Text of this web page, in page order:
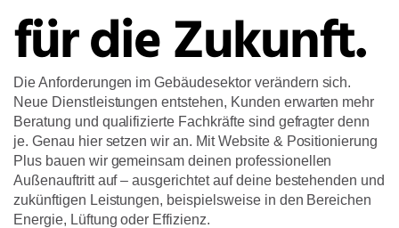
für die Zukunft.
Die Anforderungen im Gebäudesektor verändern sich.
Neue Dienstleistungen entstehen, Kunden erwarten mehr
Beratung und qualifizierte Fachkräfte sind gefragter denn
je. Genau hier setzen wir an. Mit Website & Positionierung
Plus bauen wir gemeinsam deinen professionellen
Außenauftritt auf – ausgerichtet auf deine bestehenden und
zukünftigen Leistungen, beispielsweise in den Bereichen
Energie, Lüftung oder Effizienz.